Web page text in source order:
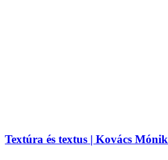
Textúra és textus | Kovács